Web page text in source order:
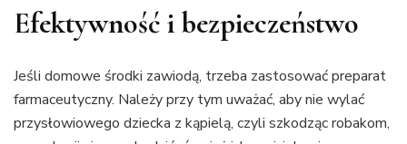
Efektywność i bezpieczeństwo
Jeśli domowe środki zawiodą, trzeba zastosować preparat
farmaceutyczny. Należy przy tym uważać, aby nie wylać
przysłowiowego dziecka z kąpielą, czyli szkodząc robakom,